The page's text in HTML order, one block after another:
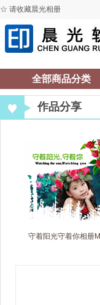
☆ 请收藏晨光相册
全部商品分类
作品分享
守着阳光守着你相册M